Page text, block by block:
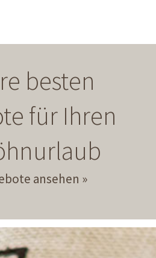
besten
für Ihren
ansehen